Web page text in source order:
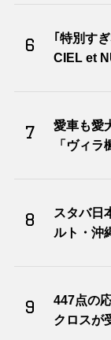
6
｢特別す
CIEL et
7
愛車も愛
「ヴィ
8
スタバ日
ルト・沖
9
447点の
クロスが